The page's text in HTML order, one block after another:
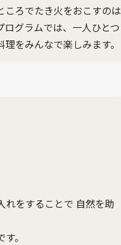
ころでたき火をおこすのは
グラムでは、一人ひとつ
をみんなで楽しみます。
れをすることで 自然を助
。